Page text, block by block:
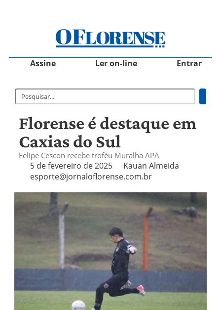
Assine Ler on-line Entrar
Florense é destaque em
Caxias do Sul
Felipe Cescon recebe troféu Muralha APA
5 de fevereiro de 2025
Kauan Almeida
esporte@jornaloflorense.com.br